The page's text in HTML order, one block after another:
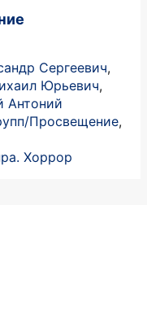
Сергеевич,
Юрьевич,
Антоний
Просвещение,
Хоррор